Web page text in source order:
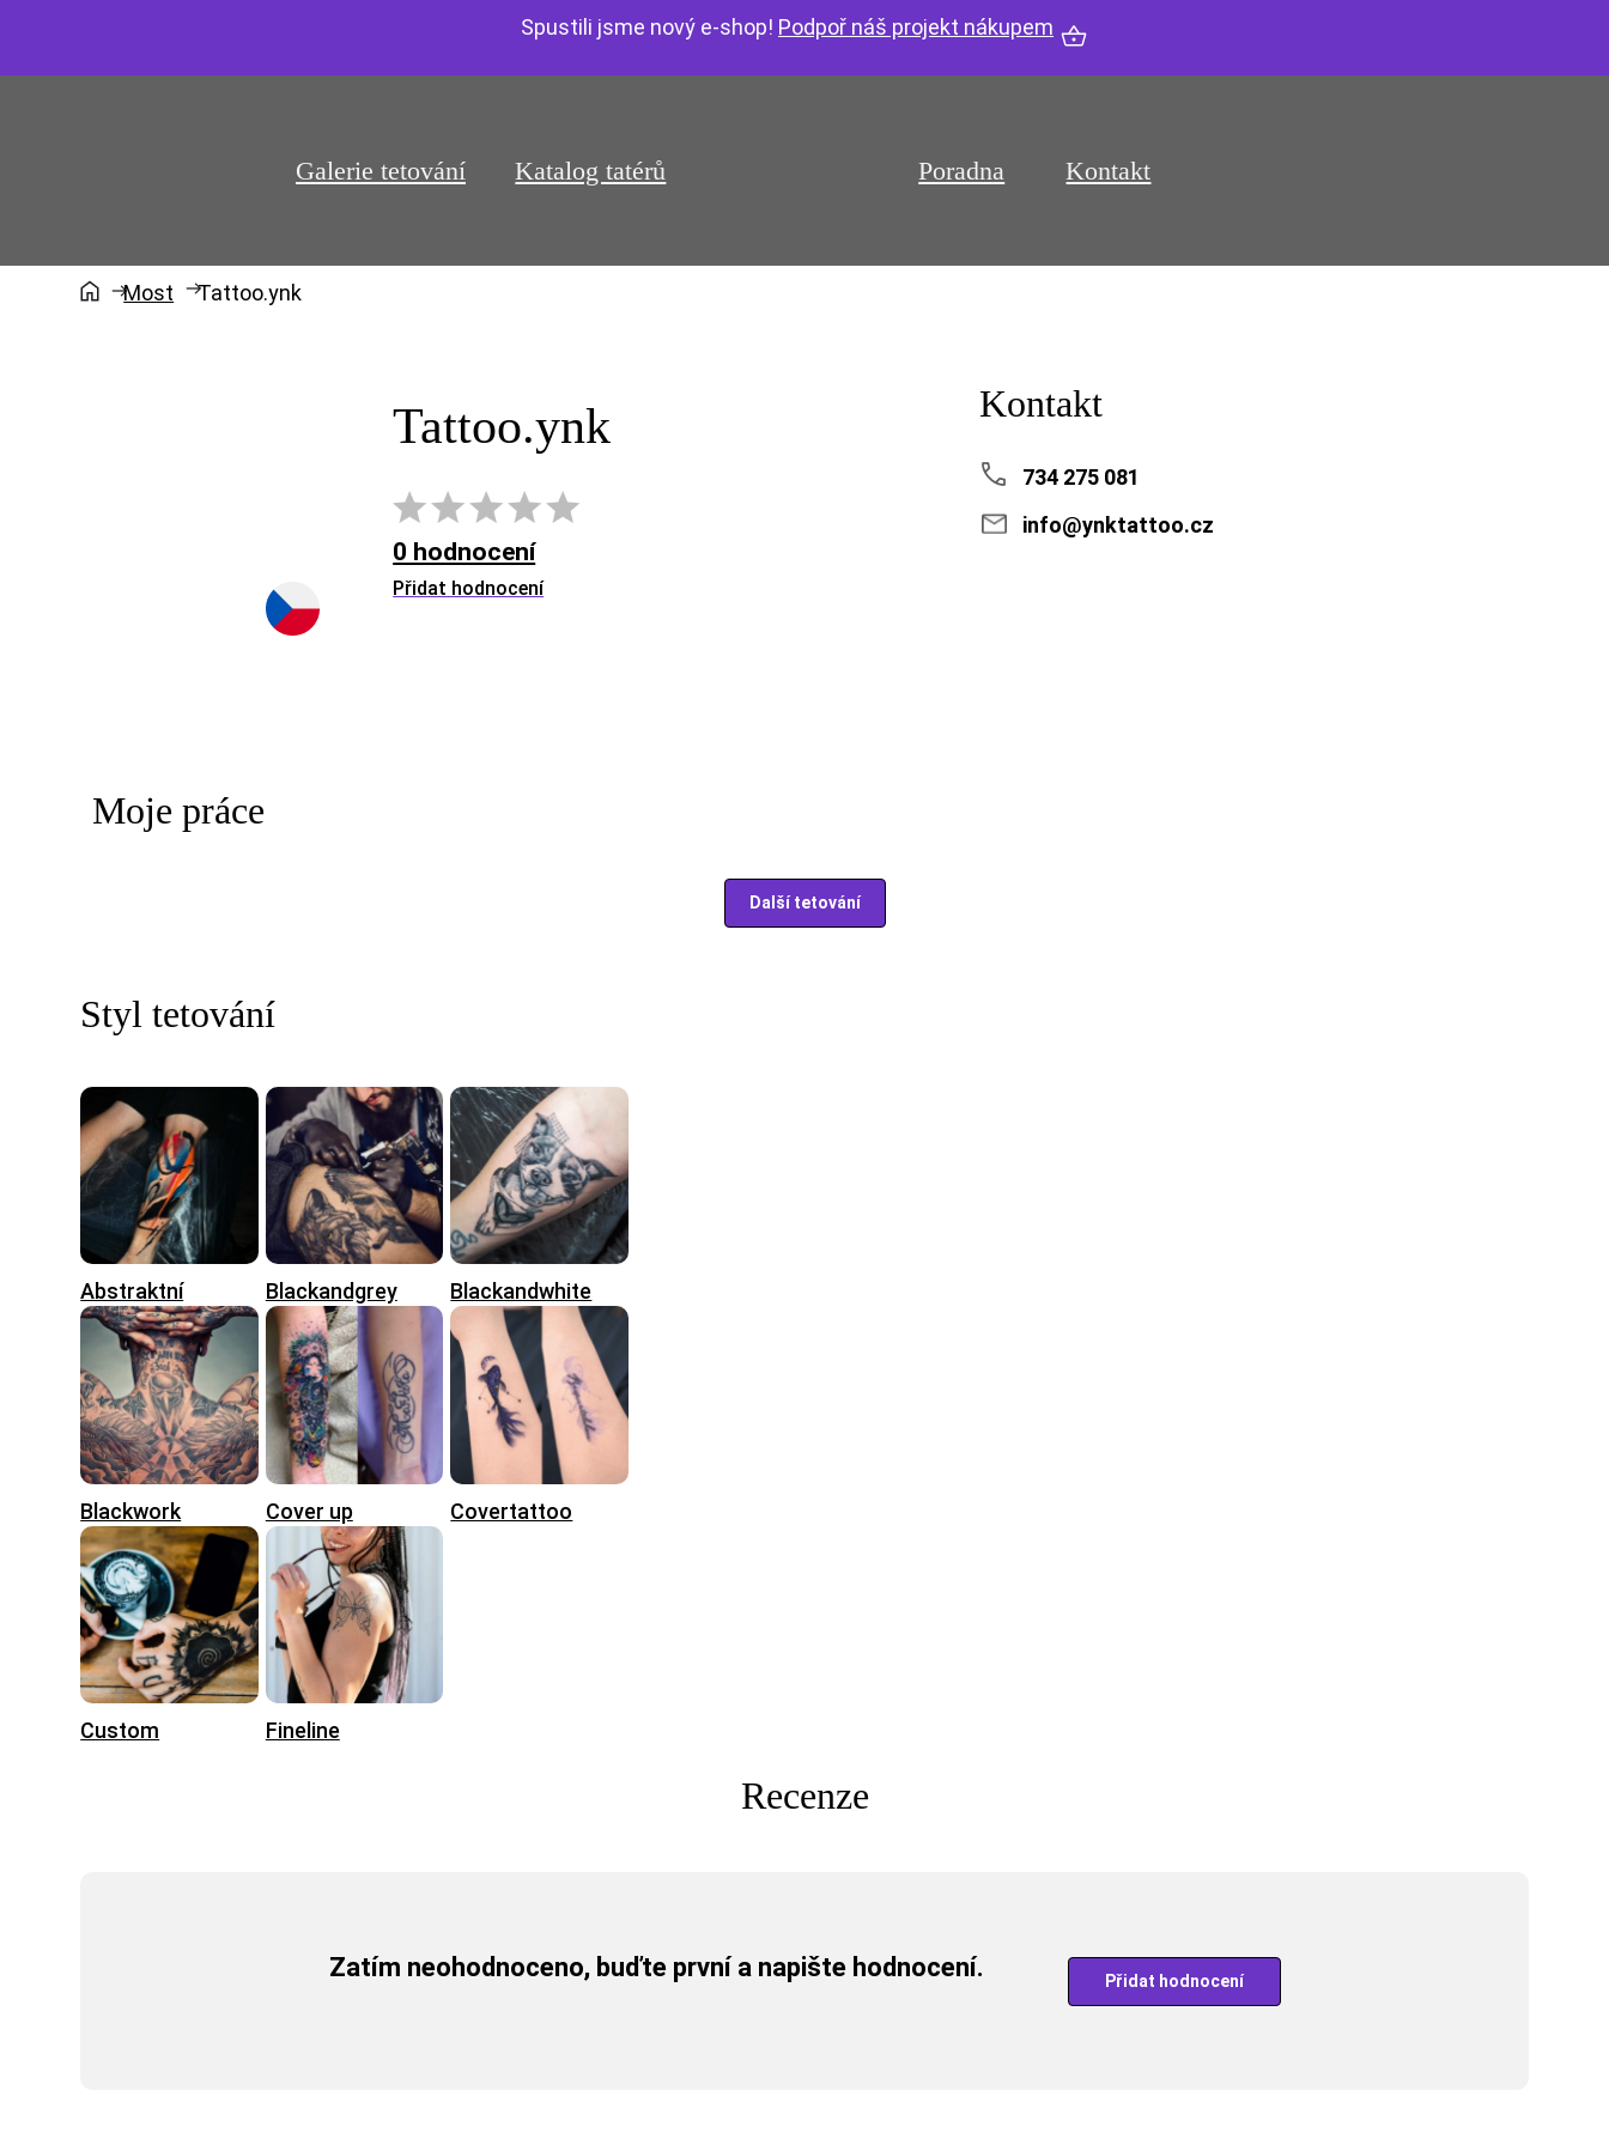
Spustili jsme nový e-shop! Podpoř náš projekt nákupem
Galerie tetování Katalog tatérů Poradna Kontakt
Most Tattoo.ynk
Tattoo.ynk
0 hodnocení
Přidat hodnocení
Kontakt
734 275 081
info@ynktattoo.cz
Moje práce
Další tetování
Styl tetování
Abstraktní Blackandgrey Blackandwhite
Blackwork Cover up Covertattoo
Custom Fineline
Recenze
Zatím neohodnoceno, buďte první a napište hodnocení. Přidat hodnocení